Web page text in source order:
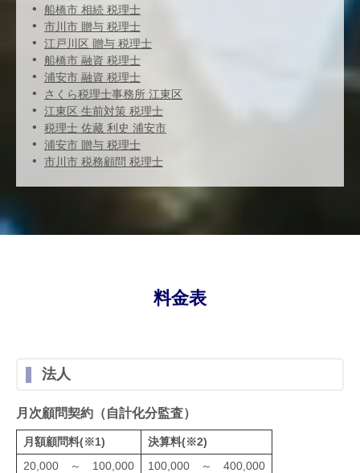
船橋市 相続 税理士
市川市 贈与 税理士
江戸川区 贈与 税理士
船橋市 融資 税理士
浦安市 融資 税理士
さくら税理士事務所 江東区
江東区 生前対策 税理士
税理士 佐藏 利史 浦安市
浦安市 贈与 税理士
市川市 税務顧問 税理士
料金表
法人
月次顧問契約（自計化分監査）
月額顧問料(※1)
決算料(※2)
20,000 ～ 100,000
100,000 ～ 400,000